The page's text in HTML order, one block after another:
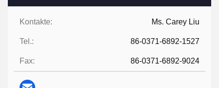
Kontakte: Ms. Carey Liu
Tel.: 86-0371-6892-1527
Fax: 86-0371-6892-9024